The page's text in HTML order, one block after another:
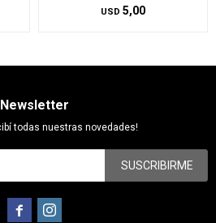
USD 5,00
Newsletter
todas nuestras novedades!
SUSCRIBIRME
 